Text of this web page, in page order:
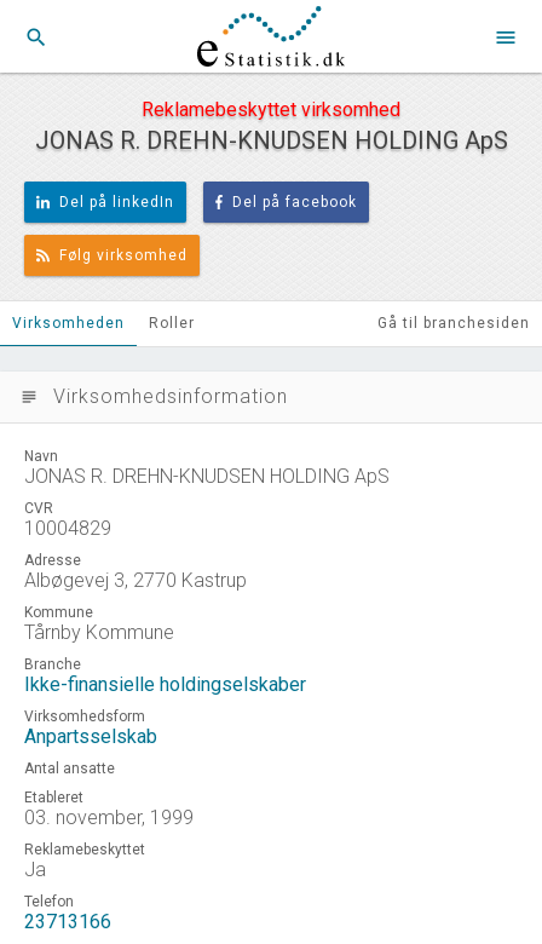
search menu
Reklamebeskyttet virksomhed
JONAS R. DREHN-KNUDSEN HOLDING ApS
Del på linkedIn Del på facebook
Følg virksomhed
Virksomheden Roller Gå til branchesiden
subject Virksomhedsinformation
Navn
JONAS R. DREHN-KNUDSEN HOLDING ApS
CVR
10004829
Adresse
Albøgevej 3, 2770 Kastrup
Kommune
Tårnby Kommune
Branche
Ikke-finansielle holdingselskaber
Virksomhedsform
Anpartsselskab
Antal ansatte
Etableret
03. november, 1999
Reklamebeskyttet
Ja
Telefon
23713166